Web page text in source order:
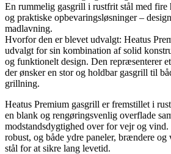
En rummelig gasgrill i rustfrit stål med fire
og praktiske opbevaringsløsninger –
madlavning.
Hvorfor den er blevet udvalgt: Heatus
udvalgt for sin kombination af solid
og funktionelt design. Den repræsenterer
der ønsker en stor og holdbar gasgrill til
grillning.
Heatus Premium gasgrill er fremstillet i
en blank og rengøringsvenlig overflade
modstandsdygtighed over for vejr og
robust, og både ydre paneler, brændere
stål for at sikre lang levetid.